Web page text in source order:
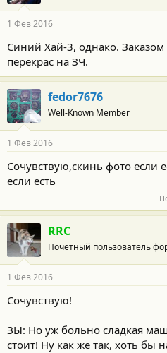
1 Фев 2016
Синий Хай-3, однако.
перекрас на ЗЧ.
fedor7676
Well-Known Member
1 Фев 2016
Сочувствую,скинь фото если
если есть
RRC
Почетный пользователь
1 Фев 2016
Сочувствую!
ЗЫ: Но уж больно сладкая
стоит! Ну как же так, хоть бы